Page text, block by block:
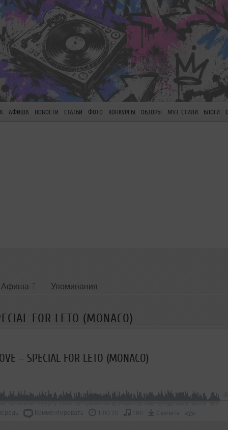
АФИША НОВОСТИ СТАТЬИ ФОТО КОНКУРСЫ ОБЗОРЫ МУЗ. СТИЛИ БЛОГИ
Афиша Упоминания
FOR LETO (MONACO)
– SPECIAL FOR LETO (MONACO)
-
Комментировать 1:00:20 160 Скачать </>